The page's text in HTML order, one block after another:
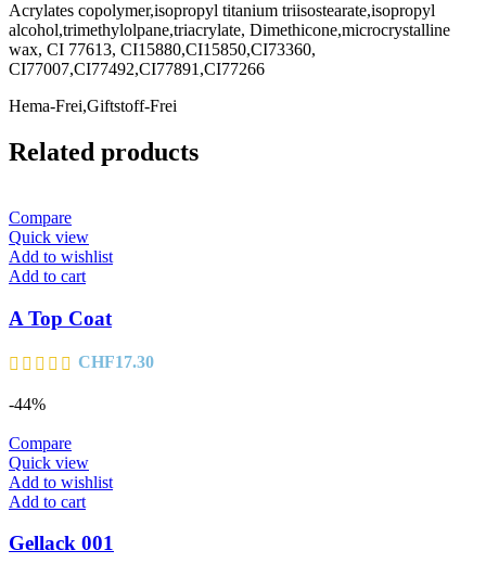
Acrylates copolymer,isopropyl titanium triisostearate,isopropyl
alcohol,trimethylolpane,triacrylate, Dimethicone,microcrystalline
wax, CI 77613, CI15880,CI15850,CI73360,
CI77007,CI77492,CI77891,CI77266
Hema-Frei,Giftstoff-Frei
Related products
Compare
Quick view
Add to wishlist
Add to cart
A Top Coat
CHF17.30
-44%
Compare
Quick view
Add to wishlist
Add to cart
Gellack 001